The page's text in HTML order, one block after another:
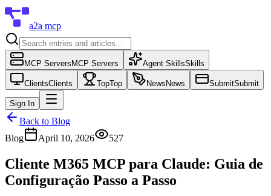
a2a mcp
MCP Servers MCP Servers Agent SkillsSkills
ClientsClients TopTop News News SubmitSubmit
Sign In
Back to Blog
Blog
April 10, 2026 527
Cliente M365 MCP para Claude: Guia de
Configuração Passo a Passo